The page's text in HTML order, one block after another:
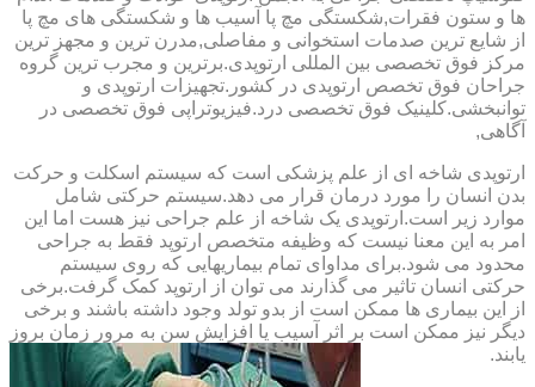
ها و ستون فقرات,شکستگی مچ پا آسیب ها و شکستگی های مچ پا
از شایع ترین صدمات استخوانی و مفاصلی,مدرن ترین و مجهز ترین
مرکز فوق تخصصی بین المللی ارتوپدی.برترین ‏و ‏مجرب ‏ترین ‏گروه
‏جراحان ‏فوق ‏تخصص ‏ارتوپدی ‏در ‏کشور.تجهیزات ارتوپدی و
توانبخشی.کلینیک فوق تخصصی درد.فیزیوتراپی فوق تخصصی در
آگاهی,
ارتوپدی شاخه ای از علم پزشکی است که سیستم اسکلت و حرکت
بدن انسان را مورد درمان قرار می دهد.سیستم حرکتی شامل
موارد زیر است.ارتوپدی یک شاخه از علم جراحی نیز هست اما این
امر به این معنا نیست که وظیفه متخصص ارتوپد فقط به جراحی
محدود می شود.برای مداوای تمام بیماریهایی که روی سیستم
حرکتی انسان تاثیر می گذارند می توان از ارتوپد کمک گرفت.برخی
از این بیماری ها ممکن است از بدو تولد وجود داشته باشند و برخی
دیگر نیز ممکن است بر اثر آسیب یا افزایش سن به مرور زمان بروز
یابند.